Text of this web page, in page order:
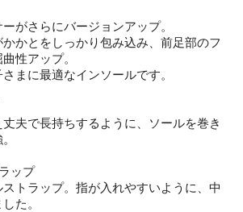
がさらにバージョンアップ。
かとをしっかり包み込み、前足部のフ
性アップ。
まに最適なインソールです。
夫で長持ちするように、ソールを巻き
ップ
トラップ。指が入れやすいように、中
た。